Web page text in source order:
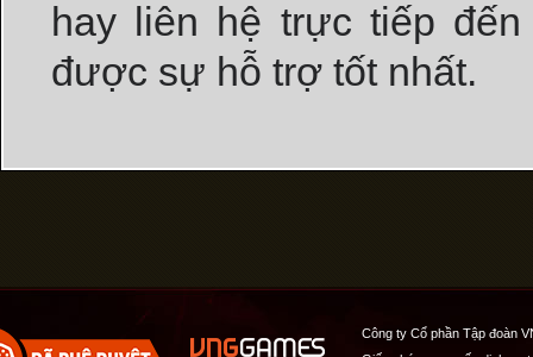
hay liên hệ trực tiếp
được sự hỗ trợ tốt nhất.
Công ty Cổ phần Tập đoàn